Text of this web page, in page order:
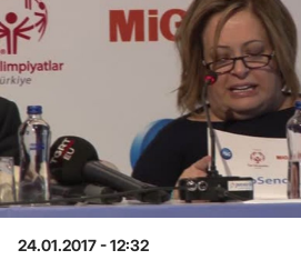
24.01.2017 - 12:32